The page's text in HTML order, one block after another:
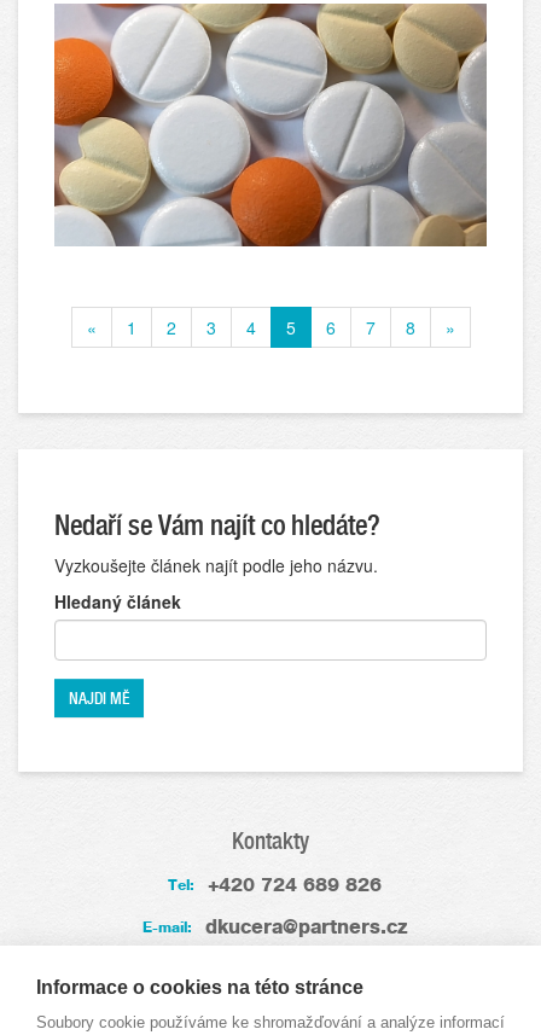
« 1 2 3 4 5 6 7 8 »
Nedaří se Vám najít co hledáte?
Vyzkoušejte článek najít podle jeho názvu.
Hledaný článek
Kontakty
Tel: +420 724 689 826
E-mail: dkucera@partners.cz
Zkušenosti
Informace o cookies na této stránce
Soubory cookie používáme ke shromažďování a analýze informací